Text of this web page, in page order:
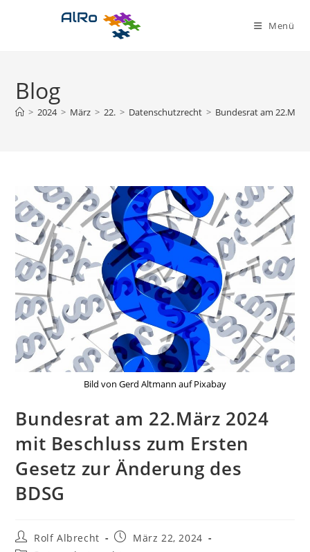
Menü
Blog
> 2024 > März > 22. > Datenschutzrecht > Bundesrat am
Bild von Gerd Altmann auf Pixabay
Bundesrat am 22.März 2024
mit Beschluss zum Ersten
Gesetz zur Änderung des
BDSG
Beitrags-
Rolf Albrecht
BeitragMärz 22, 2024